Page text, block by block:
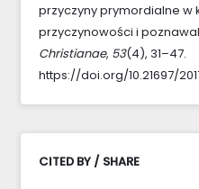
przyczyny prymordialne w
przyczynowości i
Christianae, 53(4), 31–47.
https://doi.org/10.21697/
CITED BY / SHARE